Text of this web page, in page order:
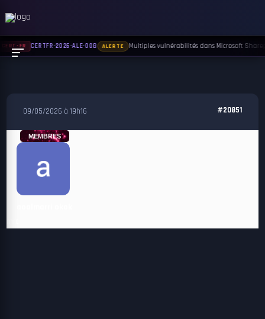
09/05/2026 à 19h16 #20851
MEMBRES
CERT-FR CERTFR-2026-ALE-008 ALERTE Multiples vulnérabilités dans Microsoft